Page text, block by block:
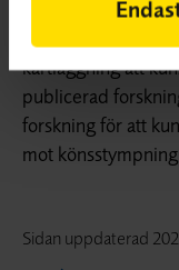
utförda i
kartläggning att
publicerad
forskning för att
mot
Sidan uppdaterad